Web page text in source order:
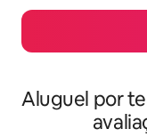
Aluguel por